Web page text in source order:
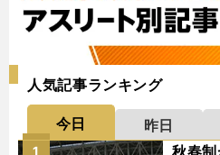
人気記事ランキング
今日 昨日
1